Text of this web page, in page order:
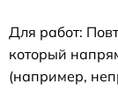
Для работ:
который
(например,